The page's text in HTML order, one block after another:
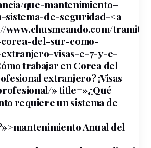
/que-mantenimiento–
sistema-de-seguridad-<a
www.chusmeando.com/
del-sur-como-
visas-e-7-y-e-
trabajar en Corea del
extranjero? ¡Visas
» title=»¿Qué
requiere un sistema de
Anual del